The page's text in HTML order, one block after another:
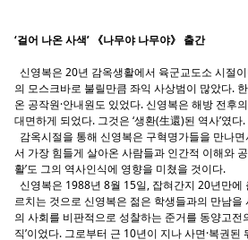
‘걸어 나온 사색’ 《나무야 나무야》 출간
신영복은 20년 감옥생활에서 육군교도소 시절
의 모스크바로 불릴만큼 좌익 사상범이 많았다.
온 공작원·안내원도 있었다. 신영복은 해방 전후
대면하게 되었다. 그것은 ‘생환(生還)된 역사’였다.
감옥시절을 통해 신영복은 구혁명가들을 만나
서 가장 힘들게 살아온 사람들과 인간적 이해와
활’도 그의 역사인식에 영향을 미쳤을 것이다.
신영복은 1988년 8월 15일, 잡혀간지 20년만
르치는 것으로 신영복은 젊은 학생들과의 만남을
의 사회를 비판적으로 성찰하는 준거를 동양고
직’이었다. 그로부터 근 10년이 지나 사면·복권된